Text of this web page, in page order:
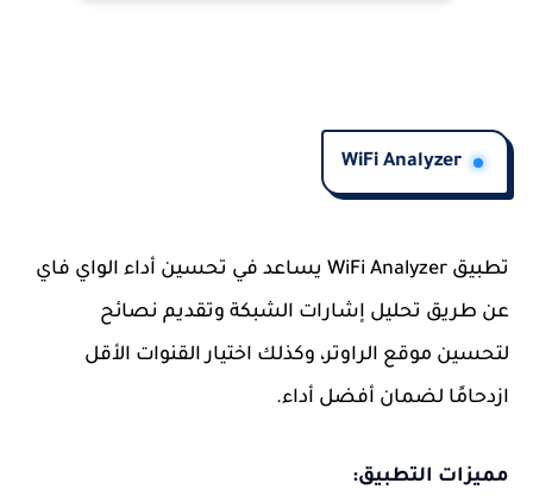
WiFi Analyzer
تطبيق WiFi Analyzer يساعد في تحسين أداء الواي فاي
عن طريق تحليل إشارات الشبكة وتقديم نصائح
لتحسين موقع الراوتر، وكذلك اختيار القنوات الأقل
ازدحامًا لضمان أفضل أداء.
مميزات التطبيق: